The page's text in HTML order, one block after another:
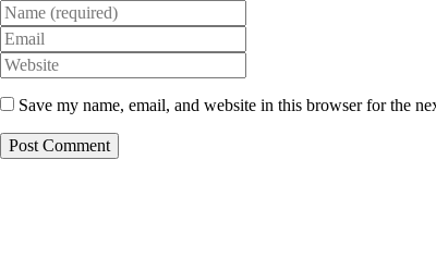
Save my name, email, and website in this browser for the